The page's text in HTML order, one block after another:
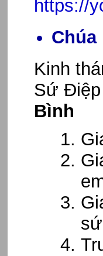
https://
Chúa
Kinh
Sứ Điệp
Bình